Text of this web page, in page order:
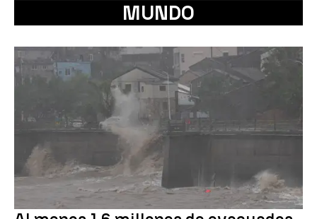
MUNDO